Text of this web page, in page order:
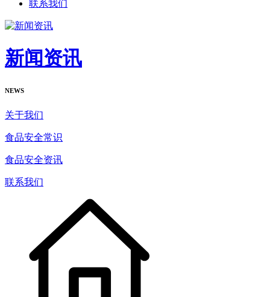
联系我们
新闻资讯
NEWS
关于我们
食品安全常识
食品安全资讯
联系我们